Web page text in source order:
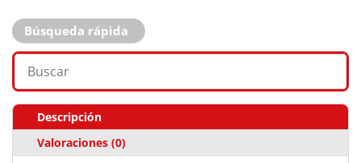
Búsqueda rápida
Descripción
Valoraciones (0)